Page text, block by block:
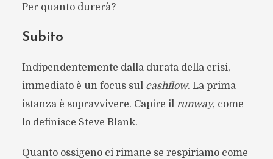
Per quanto durerà?
Subito
Indipendentemente dalla durata della crisi,
immediato è un focus sul cashflow. La prima
istanza è sopravvivere. Capire il runway, come
lo definisce Steve Blank.
Quanto ossigeno ci rimane se respiriamo come